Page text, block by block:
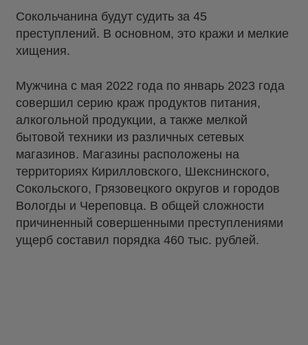
Сокольчанина будут судить за 45
преступлений. В основном, это кражи и мелкие
хищения.
Мужчина с мая 2022 года по январь 2023 года
совершил серию краж продуктов питания,
алкогольной продукции, а также мелкой
бытовой техники из различных сетевых
магазинов. Магазины расположены на
территориях Кирилловского, Шекснинского,
Сокольского, Грязовецкого округов и городов
Вологды и Череповца. В общей сложности
причиненный совершенными преступлениями
ущерб составил порядка 460 тыс. рублей.